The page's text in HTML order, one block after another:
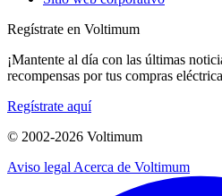
Regístrate en Voltimum
¡Mantente al día con las últimas
recompensas por tus compras
Regístrate aquí
© 2002-2026 Voltimum
Aviso legal Acerca de Voltimum